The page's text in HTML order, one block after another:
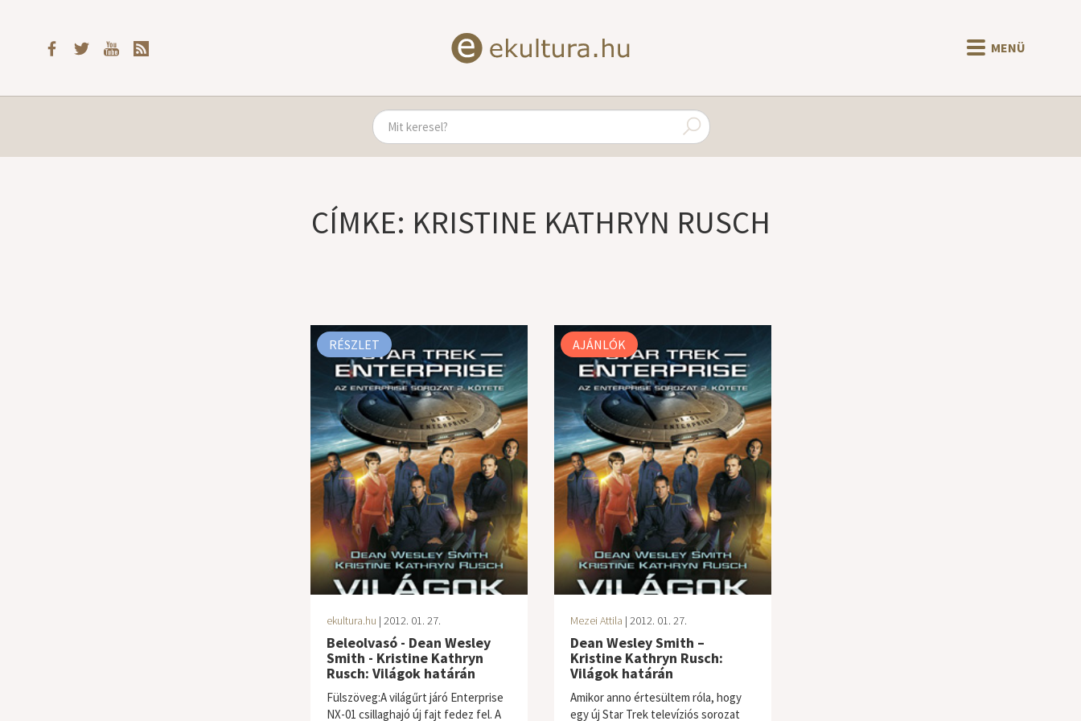
MENÜ
CÍMKE: KRISTINE KATHRYN RUSCH
RÉSZLET
ekultura.hu | 2012. 01. 27.
Beleolvasó - Dean Wesley
Smith - Kristine Kathryn
Rusch: Világok határán
Fülszöveg:A világűrt járó Enterprise
NX-01 csillaghajó új fajt fedez fel. A
AJÁNLÓK
Mezei Attila | 2012. 01. 27.
Dean Wesley Smith –
Kristine Kathryn Rusch:
Világok határán
Amikor anno értesültem róla, hogy
egy új Star Trek televíziós sorozat